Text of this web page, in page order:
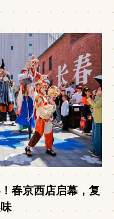
春京西店启幕，复